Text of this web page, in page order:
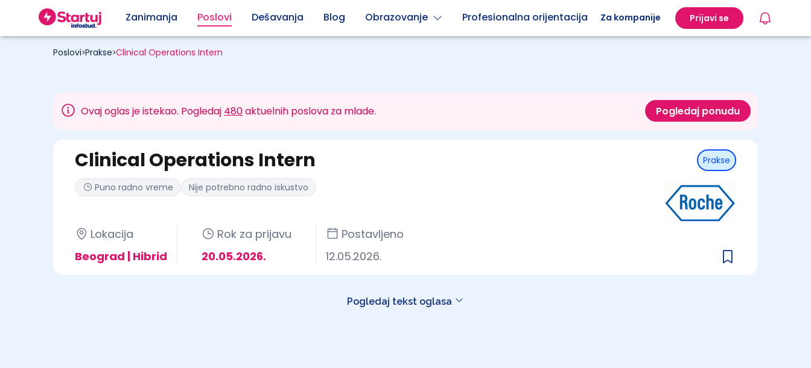
Zanimanja Poslovi Dešavanja Blog Obrazovanje Profesionalna orijentacija Za kompanije Prijavi se
Poslovi>Prakse>Clinical Operations Intern
Ovaj oglas je istekao. Pogledaj 480aktuelnih poslova za mlade. Pogledaj ponudu
Prakse
Clinical Operations Intern
Lokacija
Beograd | Hibrid
Rok za prijavu
20.05.2026.
Postavljeno
12.05.2026.
Puno radno vreme Nije potrebno radno iskustvo
Pogledaj tekst oglasa